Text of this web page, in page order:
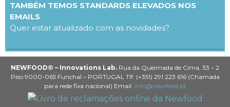
TAMBÉM TEMOS STANDARDS ELEVADOS NOS
EMAILS
Quer estar atualizado com as novidades?
NEWFOOD® – Innovations Lab. Rua da Queimada de Cima, 33 – 2
Piso 9000-065 Funchal – PORTUGAL Tlf: (+351) 291 223 616 (Chamada
para rede fixa nacional) Email: info@newfood.pt